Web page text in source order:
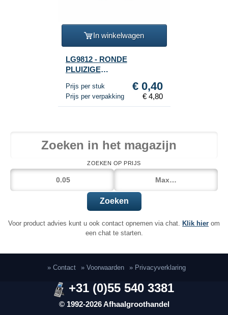
In winkelwagen
LG9812 - RONDE
PLUIZIGE
Prijs per stuk € 0,40
Prijs per verpakking € 4,80
ZOEKEN OP PRIJS
Zoeken
Voor product advies kunt u ook contact opnemen via chat. Klik hier om
een chat te starten.
» Contact » Voorwaarden » Privacyverklaring
© 1992-2026 Afhaalgroothandel
+31 (0)55 540 3381